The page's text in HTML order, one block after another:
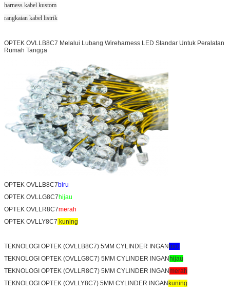
harness kabel kustom
rangkaian kabel listrik
OPTEK OVLLB8C7 Melalui Lubang Wireharness LED Standar Untuk Peralatan
Rumah Tangga
OPTEK OVLLB8C7biru
OPTEK OVLLG8C7hijau
OPTEK OVLLR8C7merah
OPTEK OVLLY8C7 kuning
TEKNOLOGI OPTEK (OVLLB8C7) 5MM CYLINDER INGAN biru
TEKNOLOGI OPTEK (OVLLG8C7) 5MM CYLINDER INGAN hijau
TEKNOLOGI OPTEK (OVLLR8C7) 5MM CYLINDER INGANmerah
TEKNOLOGI OPTEK (OVLLY8C7) 5MM CYLINDER INGAN kuning